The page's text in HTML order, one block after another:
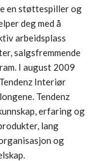
en støttespiller og
deg med å
arbeidsplass
salgsfremmende
I august 2009
Interiør
Tendenz
erfaring og
lang
og